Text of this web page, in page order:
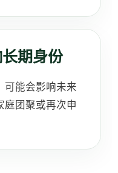
期身份
可能会影响未来
庭团聚或再次申